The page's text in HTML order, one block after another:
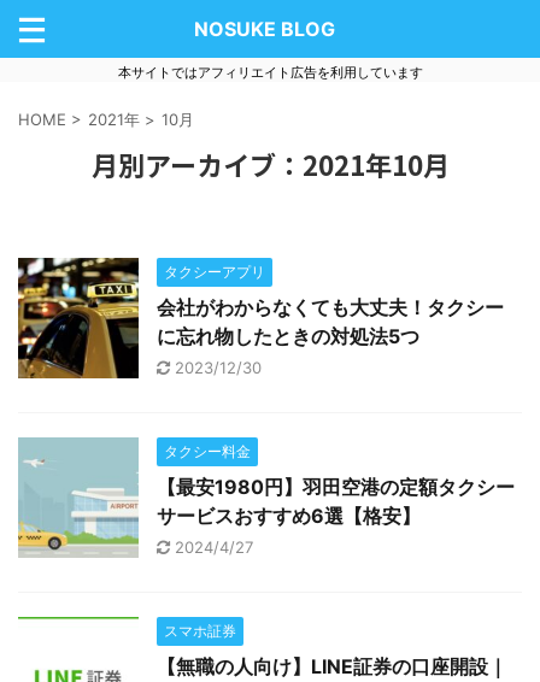
NOSUKE BLOG
本サイトではアフィリエイト広告を利用しています
HOME > 2021年 > 10月
月別アーカイブ：2021年10月
タクシーアプリ
会社がわからなくても大丈夫！タクシー
に忘れ物したときの対処法5つ
2023/12/30
タクシー料金
【最安1980円】羽田空港の定額タクシー
サービスおすすめ6選【格安】
2024/4/27
スマホ証券
【無職の人向け】LINE証券の口座開設｜